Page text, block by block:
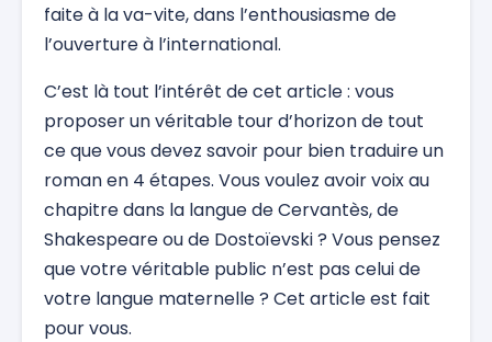
faite à la va-vite, dans l’enthousiasme de
l’ouverture à l’international.
C’est là tout l’intérêt de cet article : vous
proposer un véritable tour d’horizon de tout
ce que vous devez savoir pour bien traduire un
roman en 4 étapes. Vous voulez avoir voix au
chapitre dans la langue de Cervantès, de
Shakespeare ou de Dostoïevski ? Vous pensez
que votre véritable public n’est pas celui de
votre langue maternelle ? Cet article est fait
pour vous.